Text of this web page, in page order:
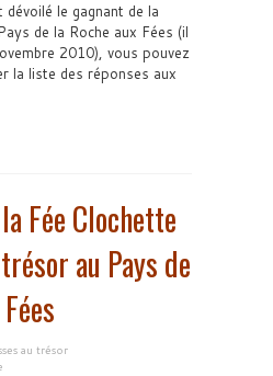
le gagnant de la
de la Roche aux Fées (il
2010), vous pouvez
la liste des réponses aux
Fée Clochette
au Pays de
au trésor